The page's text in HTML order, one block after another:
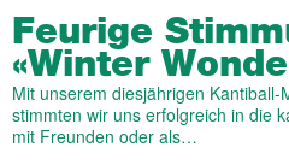
Feurige
«Winter
Mit unserem diesjährigen
stimmten wir uns erfolgreich in die
mit Freunden oder als…